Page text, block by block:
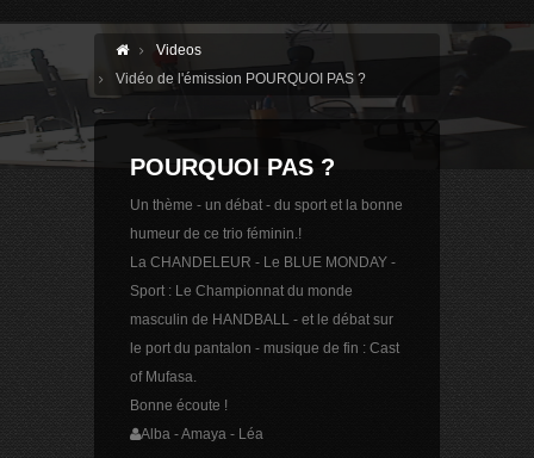
Videos
Vidéo de l'émission POURQUOI PAS ?
POURQUOI PAS ?
Un thème - un débat - du sport et la bonne
humeur de ce trio féminin.!
La CHANDELEUR - Le BLUE MONDAY -
Sport : Le Championnat du monde
masculin de HANDBALL - et le débat sur
le port du pantalon - musique de fin : Cast
of Mufasa.
Bonne écoute !
Alba - Amaya - Léa